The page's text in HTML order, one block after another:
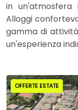
in un'atmosfera
Alloggi
gamma di
un'esperienza
OFFERTE ESTATE